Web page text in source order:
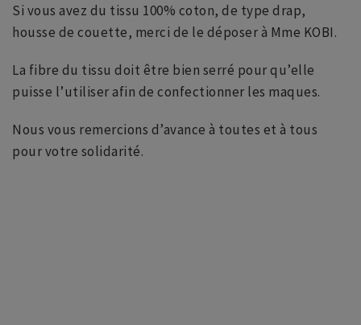
Si vous avez du tissu 100% coton, de type drap,
housse de couette, merci de le déposer à Mme KOBI.
La fibre du tissu doit être bien serré pour qu’elle
puisse l’utiliser afin de confectionner les maques.
Nous vous remercions d’avance à toutes et à tous
pour votre solidarité.